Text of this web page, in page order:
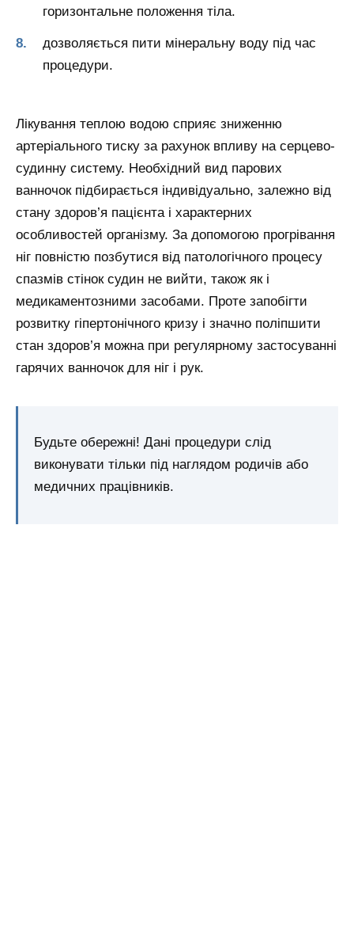
горизонтальне положення тіла.
дозволяється пити мінеральну воду під час
процедури.
Лікування теплою водою сприяє зниженню
артеріального тиску за рахунок впливу на серцево-
судинну систему. Необхідний вид парових
ванночок підбирається індивідуально, залежно від
стану здоров’я пацієнта і характерних
особливостей організму. За допомогою прогрівання
ніг повністю позбутися від патологічного процесу
спазмів стінок судин не вийти, також як і
медикаментозними засобами. Проте запобігти
розвитку гіпертонічного кризу і значно поліпшити
стан здоров’я можна при регулярному застосуванні
гарячих ванночок для ніг і рук.
Будьте обережні! Дані процедури слід
виконувати тільки під наглядом родичів або
медичних працівників.